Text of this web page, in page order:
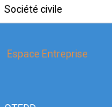
Société civile
Espace Entreprise